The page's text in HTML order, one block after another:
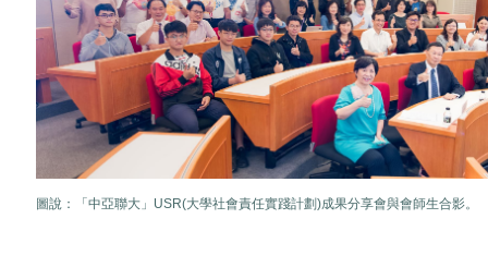
圖說： 「中亞聯大」USR(大學社會責任實踐計劃)成果分享會與會師生合影。